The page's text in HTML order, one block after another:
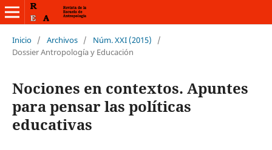
Inicio / Archivos / Núm. XXI (2015)
/
Dossier Antropología y Educación
Nociones en contextos. Apuntes
para pensar las políticas
educativas